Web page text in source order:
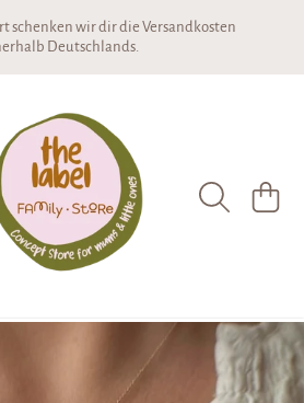
schenken wir dir die Versandkosten
Deutschlands.
PRODUKTINFORMATIONEN